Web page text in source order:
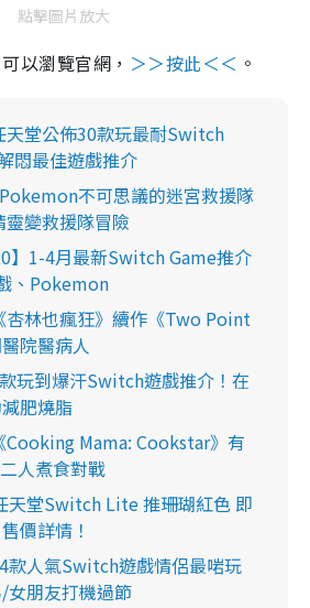
點擊圖片放大
以瀏覽官網， ＞＞按此＜＜ 。
天堂公佈30款玩最耐Switch
悶最佳遊戲推介
不可思議的迷宮救援隊
靈變救援隊冒險
】1-4月最新Switch Game推介
、Pokemon
杏林也瘋狂》續作《Two Point
院醫病人
玩到爆汗Switch遊戲推介！在
肥燒脂
Cooking Mama: Cookstar》有
人煮食對戰
天堂Switch Lite 推珊瑚紅色 即
價詳情！
款人氣Switch遊戲情侶最啱玩
女朋友打機過節